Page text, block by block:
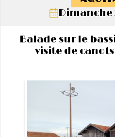
Dimanche
Balade sur le
visite de